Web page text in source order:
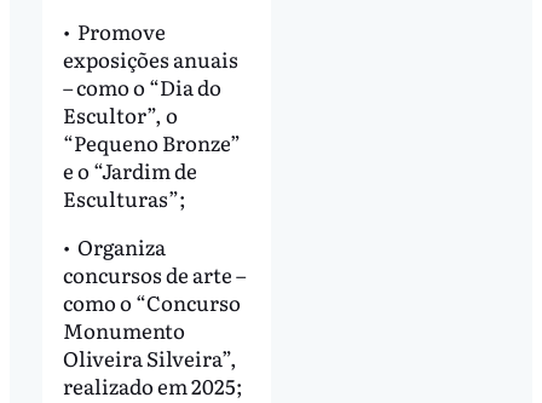
•⁠ ⁠Promove
exposições anuais
– como o “Dia do
Escultor”, o
“Pequeno Bronze”
e o “Jardim de
Esculturas”;
•⁠ ⁠Organiza
concursos de arte –
como o “Concurso
Monumento
Oliveira Silveira”,
realizado em 2025;